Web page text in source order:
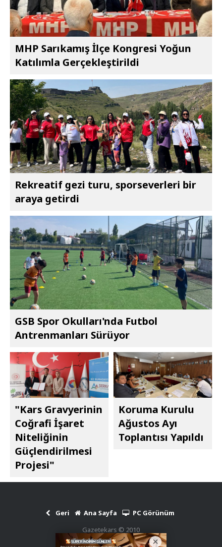
MHP Sarıkamış İlçe Kongresi Yoğun
Katılımla Gerçekleştirildi
Rekreatif gezi turu, sporseverleri bir
araya getirdi
GSB Spor Okulları'nda Futbol
Antrenmanları Sürüyor
"Kars Gravyerinin
Coğrafi İşaret
Niteliğinin
Güçlendirilmesi
Projesi"
Koruma Kurulu
Ağustos Ayı
Toplantısı Yapıldı
Geri Ana Sayfa
PC Görünüm
Gazetekars © 2010
Haber Scripti